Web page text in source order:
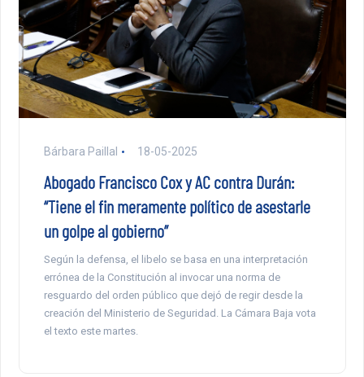
Bárbara Paillal 18-05-2025
Abogado Francisco Cox y AC contra Durán:
“Tiene el fin meramente político de asestarle
un golpe al gobierno”
Según la defensa, el libelo se basa en una interpretación
errónea de la Constitución al invocar una norma de
resguardo del orden público que dejó de regir desde la
creación del Ministerio de Seguridad. La Cámara Baja vota
el texto este martes.